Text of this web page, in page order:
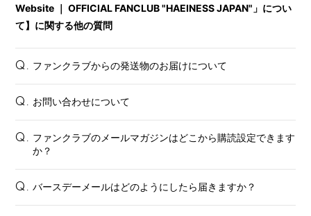
会員登録 ログイン
Website ｜ OFFICIAL FANCLUB "HAEINESS JAPAN"」につい
て】に関する他の質問
Q. ファンクラブからの発送物のお届けについて
Q. お問い合わせについて
Q. ファンクラブのメールマガジンはどこから購読設定できます
か？
Q. バースデーメールはどのようにしたら届きますか？